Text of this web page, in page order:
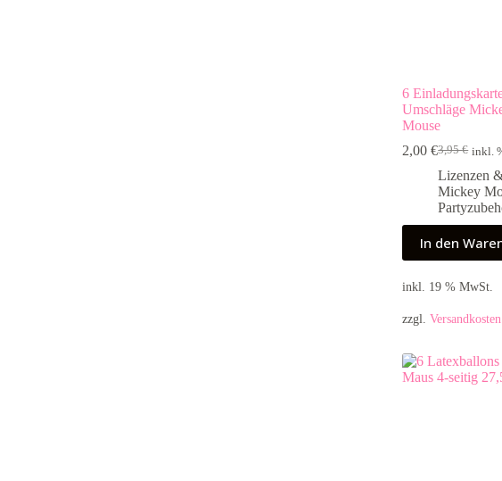
6
Umschläge
Mouse
3,95€
Preis
war:
3,95 €
2,00€Aktueller
Preis
ist:
2,00 €.
inkl.
Lizenzen
Mickey
In den
inkl. 19 % MwSt.
zzgl.Versandkosten